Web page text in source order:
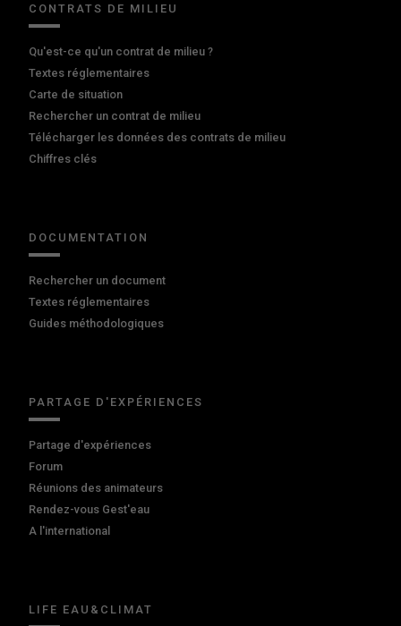
CONTRATS DE MILIEU
Qu'est-ce qu'un contrat de milieu ?
Textes réglementaires
Carte de situation
Rechercher un contrat de milieu
Télécharger les données des contrats de milieu
Chiffres clés
DOCUMENTATION
Rechercher un document
Textes réglementaires
Guides méthodologiques
PARTAGE D'EXPÉRIENCES
Partage d'expériences
Forum
Réunions des animateurs
Rendez-vous Gest'eau
A l'international
LIFE EAU&CLIMAT